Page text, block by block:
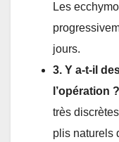
Les
jours.
3. Y a-t-il
l’opération ?
très
plis naturels